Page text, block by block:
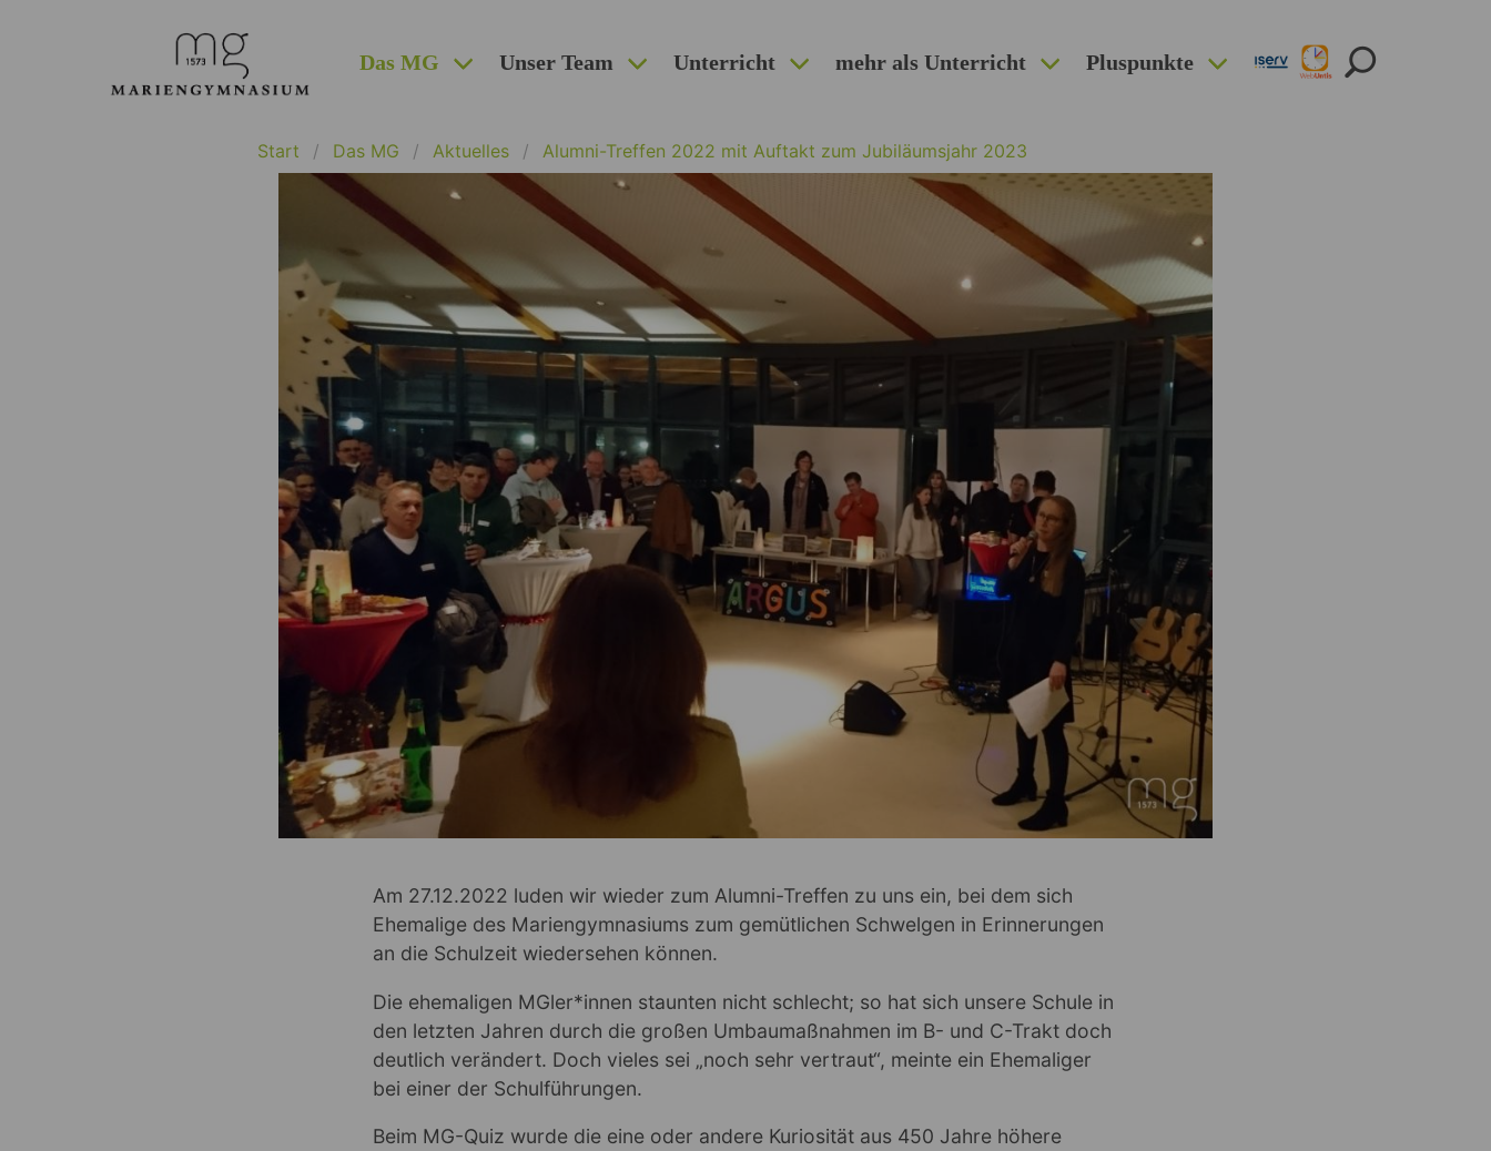
Das MG Unser Team Unterricht mehr als Unterricht Pluspunkte
Start Das MG Aktuelles Alumni-Treffen 2022 mit Auftakt zum Jubiläumsjahr 2023
Am 27.12.2022 luden wir wieder zum Alumni-Treffen zu uns ein, bei dem sich
Ehemalige des Mariengymnasiums zum gemütlichen Schwelgen in Erinnerungen
an die Schulzeit wiedersehen können.
Die ehemaligen MGler*innen staunten nicht schlecht; so hat sich unsere Schule in
den letzten Jahren durch die großen Umbaumaßnahmen im B- und C-Trakt doch
deutlich verändert. Doch vieles sei „noch sehr vertraut“, meinte ein Ehemaliger
bei einer der Schulführungen.
Beim MG-Quiz wurde die eine oder andere Kuriosität aus 450 Jahre höhere